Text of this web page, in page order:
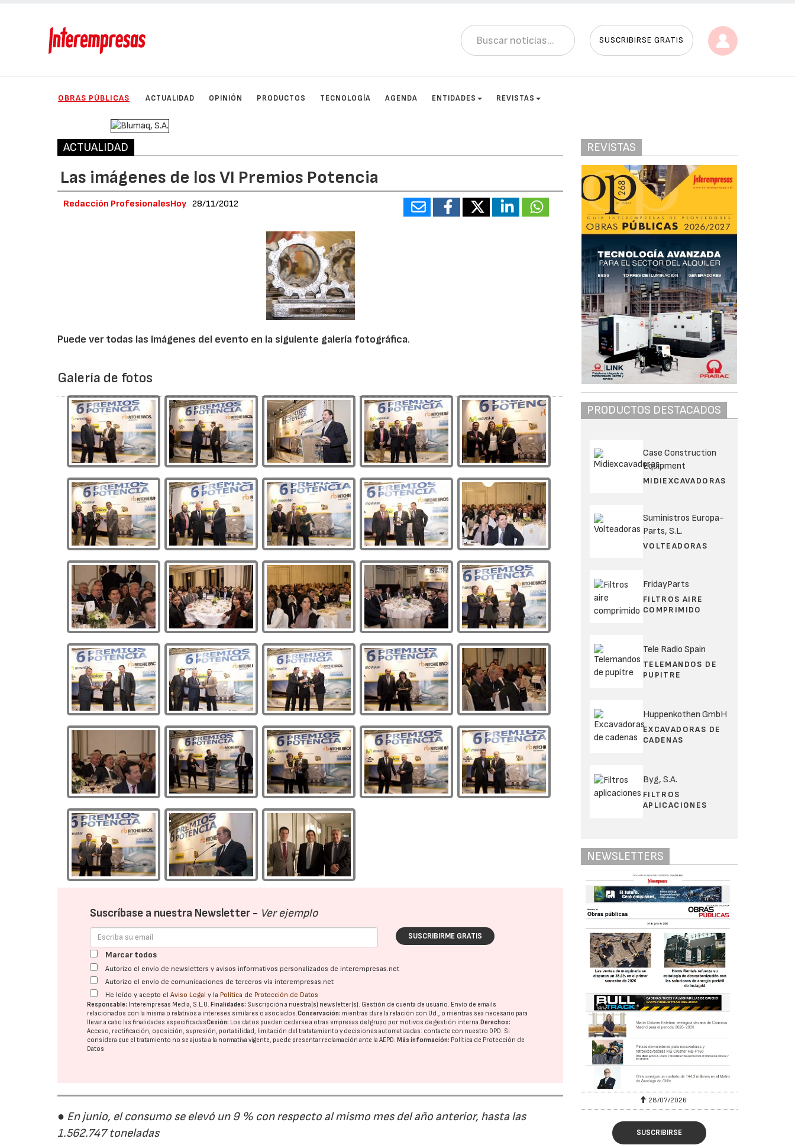
SUSCRIBIRSE GRATIS
OBRAS PÚBLICAS ACTUALIDAD OPINIÓN PRODUCTOS TECNOLOGÍA AGENDA ENTIDADES REVISTAS
ACTUALIDAD
Las imágenes de los VI Premios Potencia
Redacción ProfesionalesHoy 28/11/2012
Puede ver todas las imágenes del evento en la siguiente galería fotográfica.
Galería de fotos
Suscríbase a nuestra Newsletter - Ver ejemplo
SUSCRIBIRME GRATIS
Marcar todos
Autorizo el envío de newsletters y avisos informativos personalizados de interempresas.net
Autorizo el envío de comunicaciones de terceros vía interempresas.net
He leído y acepto elAviso Legal y la Política de Protección de Datos
Responsable: Interempresas Media, S.L.U.Finalidades: Suscripción a nuestra(s) newsletter(s). Gestión de cuenta de usuario. Envío de emails
relacionados con la misma o relativos a intereses similares o asociados.Conservación: mientras dure la relación con Ud., o mientras sea necesario para
llevar a cabo las finalidades especificadasCesión: Los datos pueden cederse a otras empresas del grupo por motivos de gestión interna.Derechos:
Acceso, rectificación, oposición, supresión, portabilidad, limitación del tratatamiento y decisiones automatizadas: contacte con nuestro DPD. Si
considera que el tratamiento no se ajusta a la normativa vigente, puede presentar reclamación ante laAEPD.Más información: Política de Protección de
Datos
● En junio, el consumo se elevó un 9 % con respecto al mismo mes del año anterior, hasta las
1.562.747 toneladas
REVISTAS
PRODUCTOS DESTACADOS
Case Construction
Equipment
MIDIEXCAVADORAS
Suministros Europa-
Parts, S.L.
VOLTEADORAS
FridayParts
FILTROS AIRE
COMPRIMIDO
Tele Radio Spain
TELEMANDOS DE
PUPITRE
Huppenkothen GmbH
EXCAVADORAS DE
CADENAS
Byg, S.A.
FILTROS
APLICACIONES
NEWSLETTERS
28/07/2026
SUSCRIBIRSE